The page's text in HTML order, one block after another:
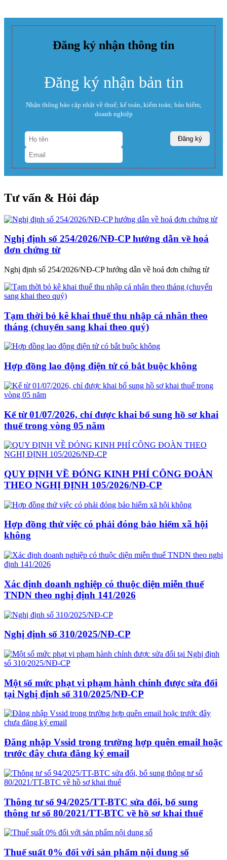
Đăng ký nhận thông tin
Đăng ký nhận bản tin
Nhận thông báo cập nhật về thuế; kế toán, kiểm toán; bảo hiểm;
doanh nghiệp
Tư vấn & Hỏi đáp
Nghị định số 254/2026/NĐ-CP hướng dẫn về hoá
đơn chứng từ
Nghị định số 254/2026/NĐ-CP hướng dẫn về hoá đơn chứng từ
Tạm thời bỏ kê khai thuế thu nhập cá nhân theo
tháng (chuyển sang khai theo quý)
Hợp đồng lao động điện tử có bắt buộc không
Kể từ 01/07/2026, chỉ được khai bổ sung hồ sơ khai
thuế trong vòng 05 năm
QUY ĐỊNH VỀ ĐÓNG KINH PHÍ CÔNG ĐOÀN
THEO NGHỊ ĐỊNH 105/2026/NĐ-CP
Hợp đồng thử việc có phải đóng bảo hiểm xã hội
không
Xác định doanh nghiệp có thuộc diện miễn thuế
TNDN theo nghị định 141/2026
Nghị định số 310/2025/NĐ-CP
Một số mức phạt vi phạm hành chính được sửa đổi
tại Nghị định số 310/2025/NĐ-CP
Đăng nhập Vssid trong trường hợp quên email hoặc
trước đây chưa đăng ký email
Thông tư số 94/2025/TT-BTC sửa đổi, bổ sung
thông tư số 80/2021/TT-BTC về hồ sơ khai thuế
Thuế suất 0% đối với sản phẩm nội dung số